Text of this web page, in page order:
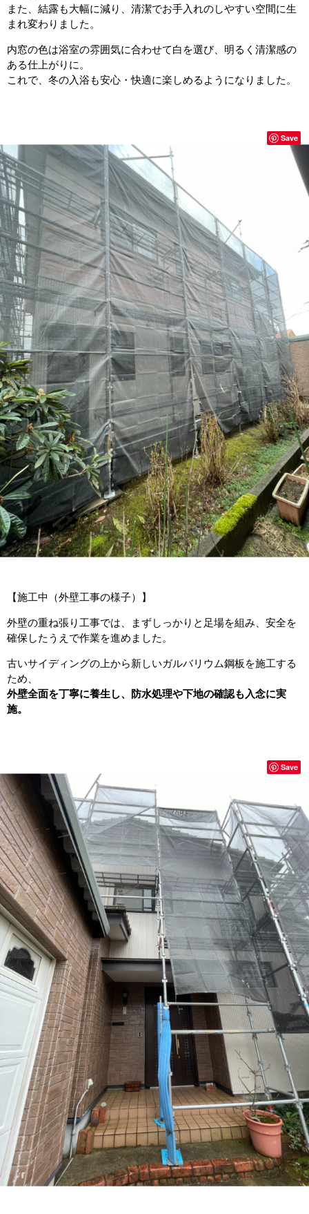
また、結露も大幅に減り、清潔でお手入れのしやすい空間に生
まれ変わりました。
内窓の色は浴室の雰囲気に合わせて白を選び、明るく清潔感の
ある仕上がりに。
これで、冬の入浴も安心・快適に楽しめるようになりました。
【施工中（外壁工事の様子）】
外壁の重ね張り工事では、まずしっかりと足場を組み、安全を
確保したうえで作業を進めました。
古いサイディングの上から新しいガルバリウム鋼板を施工する
ため、
外壁全面を丁寧に養生し、防水処理や下地の確認も入念に実
施。
Save
Save